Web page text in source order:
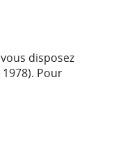
disposez
Pour